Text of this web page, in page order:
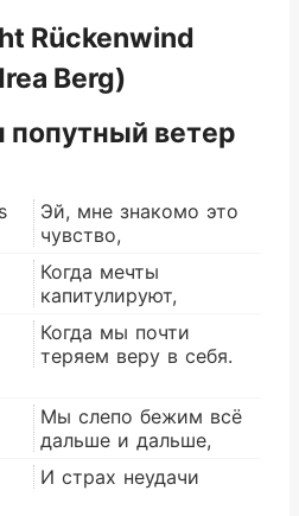
Rückenwind
Berg)
ветер
Эй, мне знакомо это
чувство,
Когда мечты
капитулируют,
Когда мы почти
теряем веру в себя.
Мы слепо бежим всё
дальше и дальше,
И страх неудачи